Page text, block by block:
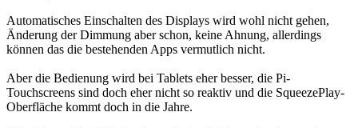
Automatisches Einschalten des Displays wird wohl nicht gehen,
Änderung der Dimmung aber schon, keine Ahnung, allerdings
können das die bestehenden Apps vermutlich nicht.
Aber die Bedienung wird bei Tablets eher besser, die Pi-
Touchscreens sind doch eher nicht so reaktiv und die SqueezePlay-
Oberfläche kommt doch in die Jahre.